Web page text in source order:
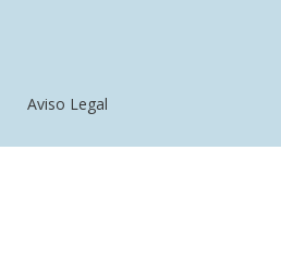
Aviso Legal